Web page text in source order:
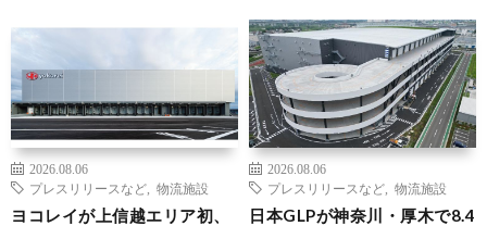
2026.08.06
プレスリリースなど
物流施設
ヨコレイが上信越エリア初、
2026.08.06
プレスリリースなど
物流施設
日本GLPが神奈川・厚木で8.4